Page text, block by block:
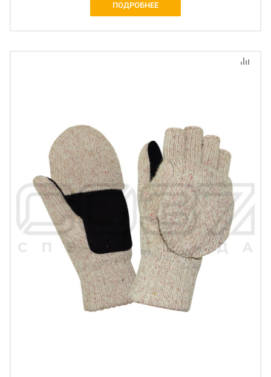
ПОДРОБНЕЕ